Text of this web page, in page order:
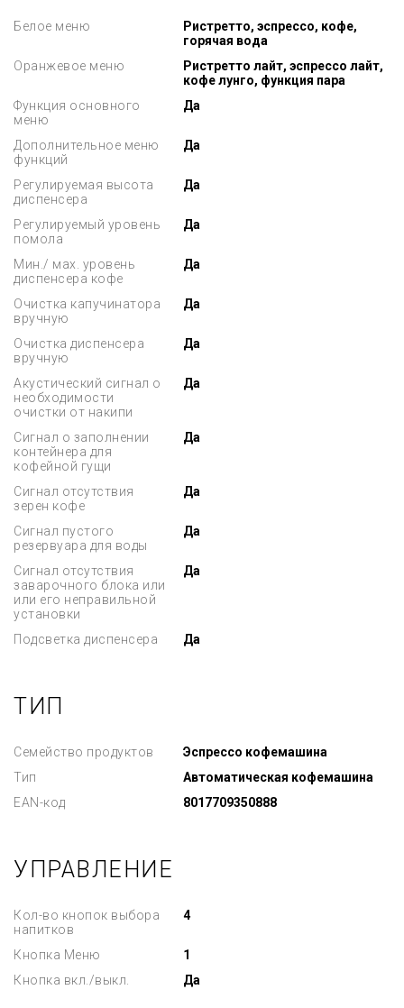
Белое меню
Ристретто, эспрессо, кофе,
горячая вода
Оранжевое меню
Ристретто лайт, эспрессо лайт,
кофе лунго, функция пара
Функция основного
меню
Да
Дополнительное меню
функций
Да
Регулируемая высота
диспенсера
Да
Регулируемый уровень
помола
Да
Мин./ мах. уровень
диспенсера кофе
Да
Очистка капучинатора
вручную
Да
Очистка диспенсера
вручную
Да
Акустический сигнал о
необходимости
очистки от накипи
Да
Сигнал о заполнении
контейнера для
кофейной гущи
Да
Сигнал отсутствия
зерен кофе
Да
Сигнал пустого
резервуара для воды
Да
Сигнал отсутствия
заварочного блока или
или его неправильной
установки
Да
Подсветка диспенсера Да
ТИП
Семейство продуктов
Эспрессо кофемашина
Тип
Автоматическая кофемашина
EAN-код
8017709350888
УПРАВЛЕНИЕ
Кол-во кнопок выбора
напитков
4
Кнопка Меню
1
Кнопка вкл./выкл.
Да